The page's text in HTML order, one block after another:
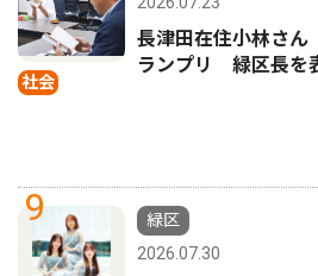
社会
長津田在住小林さ
ランプリ 緑区長を
9
緑区
2026.07.30